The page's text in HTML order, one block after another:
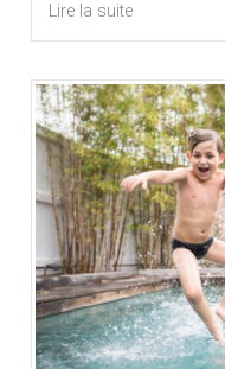
Lire la suite